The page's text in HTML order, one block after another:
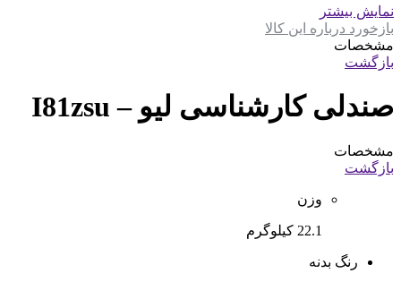
نمایش بیشتر
بازخورد درباره این کالا
مشخصات
بازگشت
صندلی کارشناسی لیو – I81zsu
مشخصات
بازگشت
وزن
22.1 کیلوگرم
رنگ بدنه